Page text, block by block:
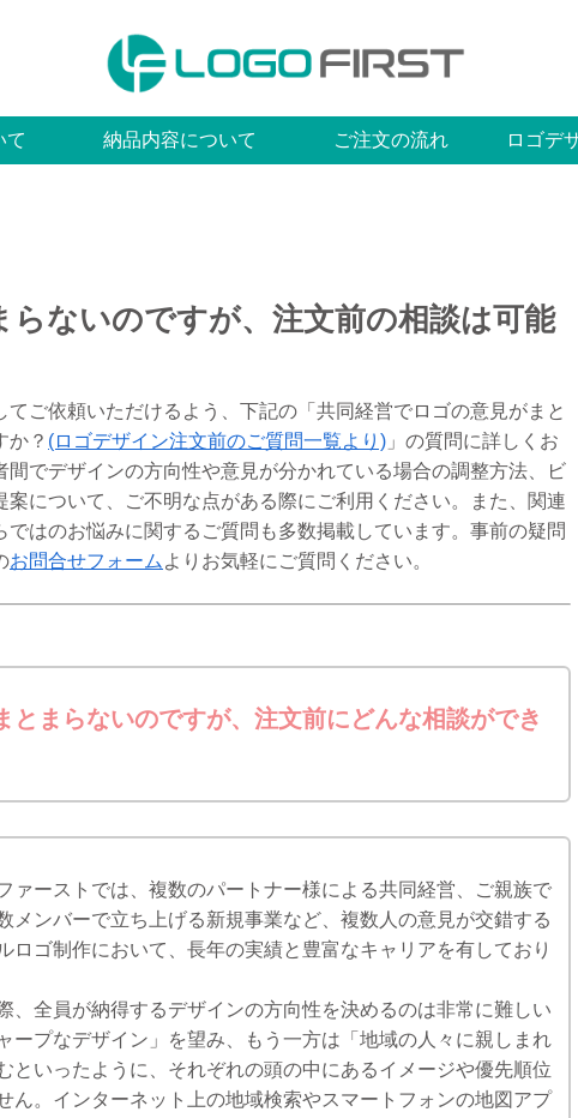
て 納品内容について ご注文の流れ ロゴデ
ないのですが、注文前の相談は可能
ご依頼いただけるよう、下記の「共同経営でロゴの意見がまと
か？ (ロゴデザイン注文前のご質問一覧より) 」の質問に詳しくお
でデザインの方向性や意見が分かれている場合の調整方法、ビ
について、ご不明な点がある際にご利用ください。また、関連
はのお悩みに関するご質問も多数掲載しています。事前の疑問
お問合せフォーム よりお気軽にご質問ください。
とまらないのですが、注文前にどんな相談ができ
ァーストでは、複数のパートナー様による共同経営、ご親族で
メンバーで立ち上げる新規事業など、複数人の意見が交錯する
ロゴ制作において、長年の実績と豊富なキャリアを有しており
、全員が納得するデザインの方向性を決めるのは非常に難しい
ープなデザイン」を望み、もう一方は「地域の人々に親しまれ
といったように、それぞれの頭の中にあるイメージや優先順位
ん。インターネット上の地域検索やスマートフォンの地図アプ